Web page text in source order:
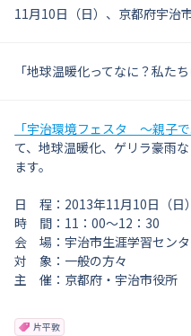
11月10日（日）、京都府宇治
「地球温暖化ってなに？私た
「宇治環境フェスタ ～親子で
て、地球温暖化、ゲリラ豪雨
ます。
日 程：2013年11月10日（日）
時 間：11：00～12：30
会 場：宇治市生涯学習セン
対 象：一般の方々
主 催：京都府・宇治市役所
片平敦